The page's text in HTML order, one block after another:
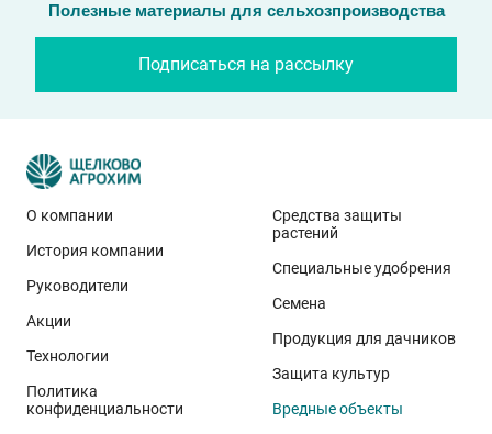
Полезные материалы для сельхозпроизводства
Подписаться на рассылку
О компании
История компании
Руководители
Акции
Технологии
Политика
конфиденциальности
Средства защиты
растений
Специальные удобрения
Семена
Продукция для дачников
Защита культур
Вредные объекты